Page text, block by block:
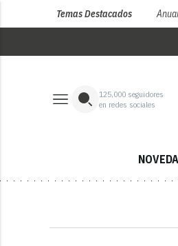
Temas Destacados
125,000 seguidores
en redes sociales